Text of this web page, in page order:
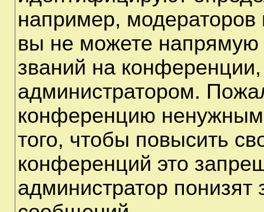
например,
вы не можете напрямую
званий на
администратором.
конференцию
того, чтобы повысить
конференций это
администратор понизят